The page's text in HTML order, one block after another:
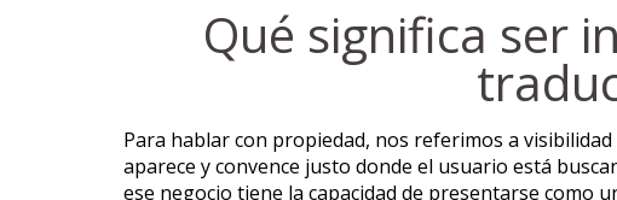
Qué significa ser
Para hablar con propiedad, nos referimos a
aparece y convence justo donde el usuario está
ese negocio tiene la capacidad de presentarse como